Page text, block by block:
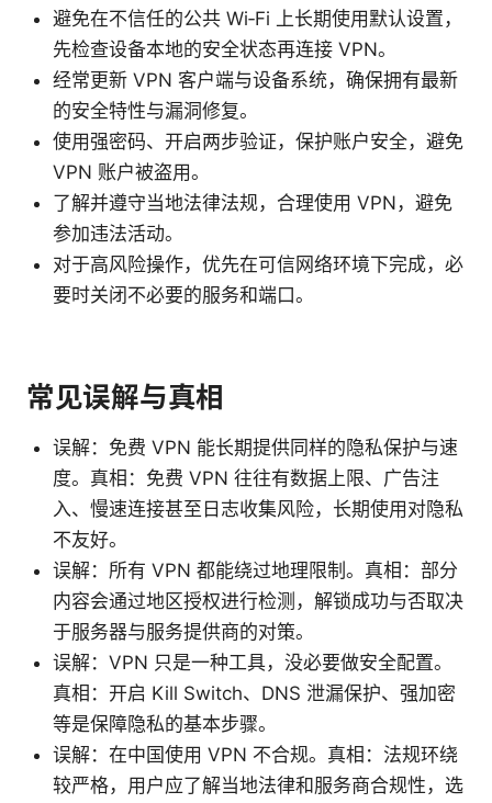
避免在不信任的公共 Wi‑Fi 上长期使用默认设置，
先检查设备本地的安全状态再连接 VPN。
经常更新 VPN 客户端与设备系统，确保拥有最新
的安全特性与漏洞修复。
使用强密码、开启两步验证，保护账户安全，避免
VPN 账户被盗用。
了解并遵守当地法律法规，合理使用 VPN，避免
参加违法活动。
对于高风险操作，优先在可信网络环境下完成，必
要时关闭不必要的服务和端口。
常见误解与真相
误解：免费 VPN 能长期提供同样的隐私保护与速
度。真相：免费 VPN 往往有数据上限、广告注
入、慢速连接甚至日志收集风险，长期使用对隐私
不友好。
误解：所有 VPN 都能绕过地理限制。真相：部分
内容会通过地区授权进行检测，解锁成功与否取决
于服务器与服务提供商的对策。
误解：VPN 只是一种工具，没必要做安全配置。
真相：开启 Kill Switch、DNS 泄漏保护、强加密
等是保障隐私的基本步骤。
误解：在中国使用 VPN 不合规。真相：法规环绕
较严格，用户应了解当地法律和服务商合规性，选